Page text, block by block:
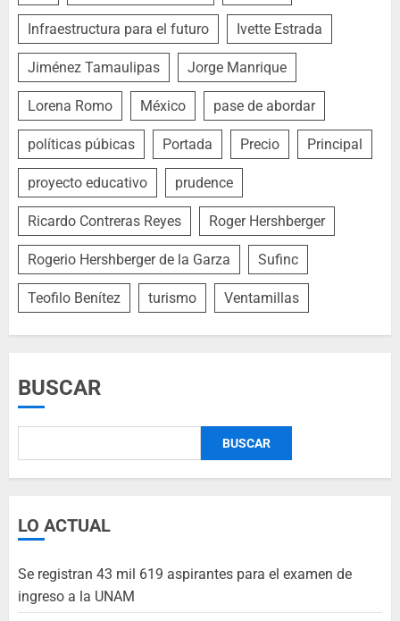
Infraestructura para el futuro Ivette Estrada
Jiménez Tamaulipas Jorge Manrique
Lorena Romo México pase de abordar
políticas púbicas Portada Precio Principal
proyecto educativo prudence
Ricardo Contreras Reyes Roger Hershberger
Rogerio Hershberger de la Garza Sufinc
Teofilo Benítez turismo Ventamillas
BUSCAR
BUSCAR
LO ACTUAL
Se registran 43 mil 619 aspirantes para el examen de
ingreso a la UNAM